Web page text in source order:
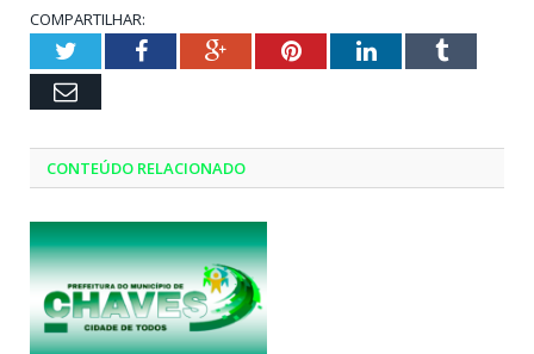
COMPARTILHAR:
TwitterFacebookGoogle+PinterestLinkedInTumblr
Email
CONTEÚDO RELACIONADO